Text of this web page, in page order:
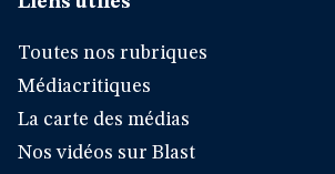
Toutes nos rubriques
Médiacritiques
La carte des médias
Nos vidéos sur Blast